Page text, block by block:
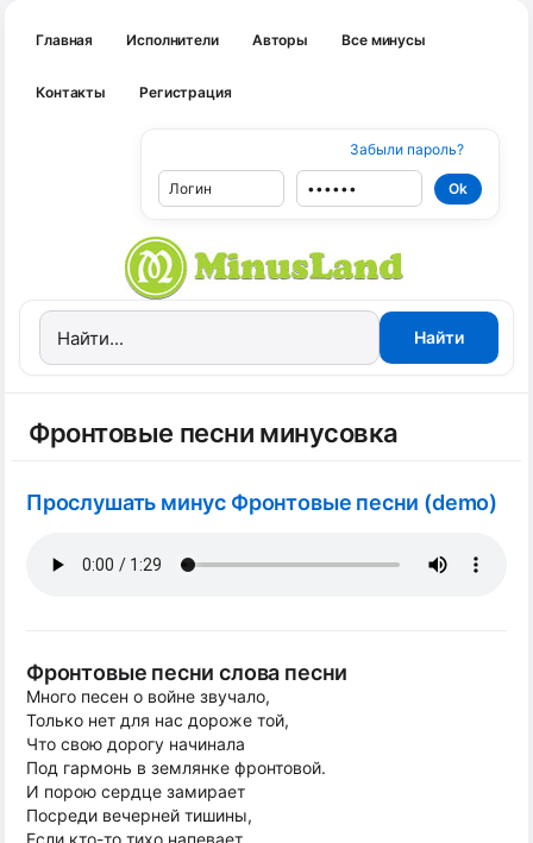
Главная Исполнители Авторы Все минусы
Контакты Регистрация
Забыли пароль?
Фронтовые песни минусовка
Прослушать минус Фронтовые песни (demo)
Фронтовые песни слова песни
Много песен о войне звучало,
Только нет для нас дороже той,
Что свою дорогу начинала
Под гармонь в землянке фронтовой.
И порою сердце замирает
Посреди вечерней тишины,
Если кто-то тихо напевает